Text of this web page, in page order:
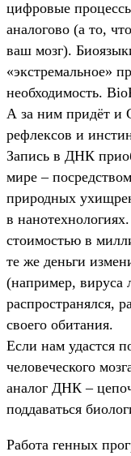
цифровые
аналогово (а то,
ваш мозг).
«экстремальное»
необходимость.
А за ним придёт и
рефлексов и
Запись в ДНК
мире –
природных
в
стоимостью в
те же деньги
(например, вируса
распространялся,
своего обитания.
Если нам удастся
человеческого
аналог ДНК –
поддаваться
Работа генных